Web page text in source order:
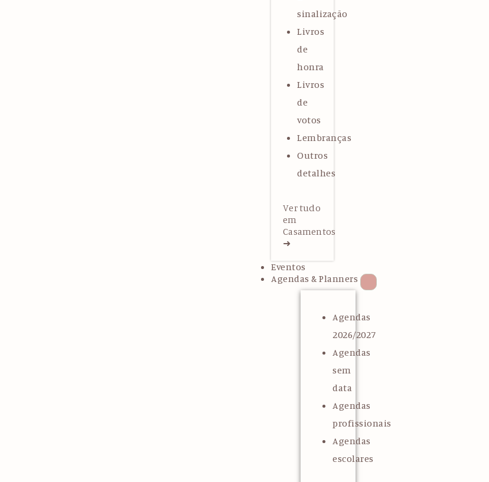
sinalização
Livros
de
honra
Livros
de
votos
Lembranças
Outros
detalhes
Ver tudo
em
Casamentos
➜
Eventos
Agendas & Planners
Agendas
2026/2027
Agendas
sem
data
Agendas
profissionais
Agendas
escolares